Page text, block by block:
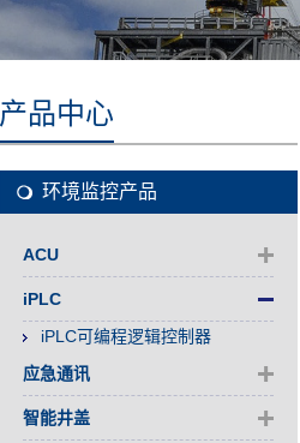
产品中心
环境监控产品
ACU
iPLC
iPLC可编程逻辑控制器
应急通讯
智能井盖